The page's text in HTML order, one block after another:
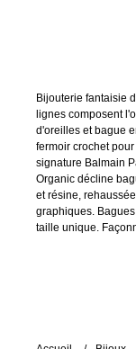
Bijouterie fantaisie
lignes composent
d'oreilles et bague
fermoir crochet
signature Balmain
Organic décline
et résine,
graphiques.
taille unique.